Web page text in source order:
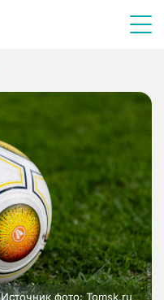
Источник фото: Tomsk.ru